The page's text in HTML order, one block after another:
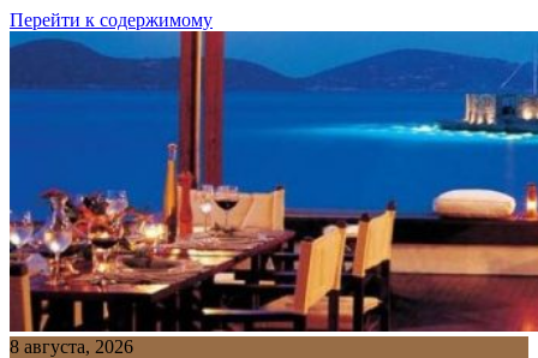
Перейти к содержимому
8 августа, 2026